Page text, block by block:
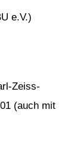
e.V.)
Zeiss-
(auch mit